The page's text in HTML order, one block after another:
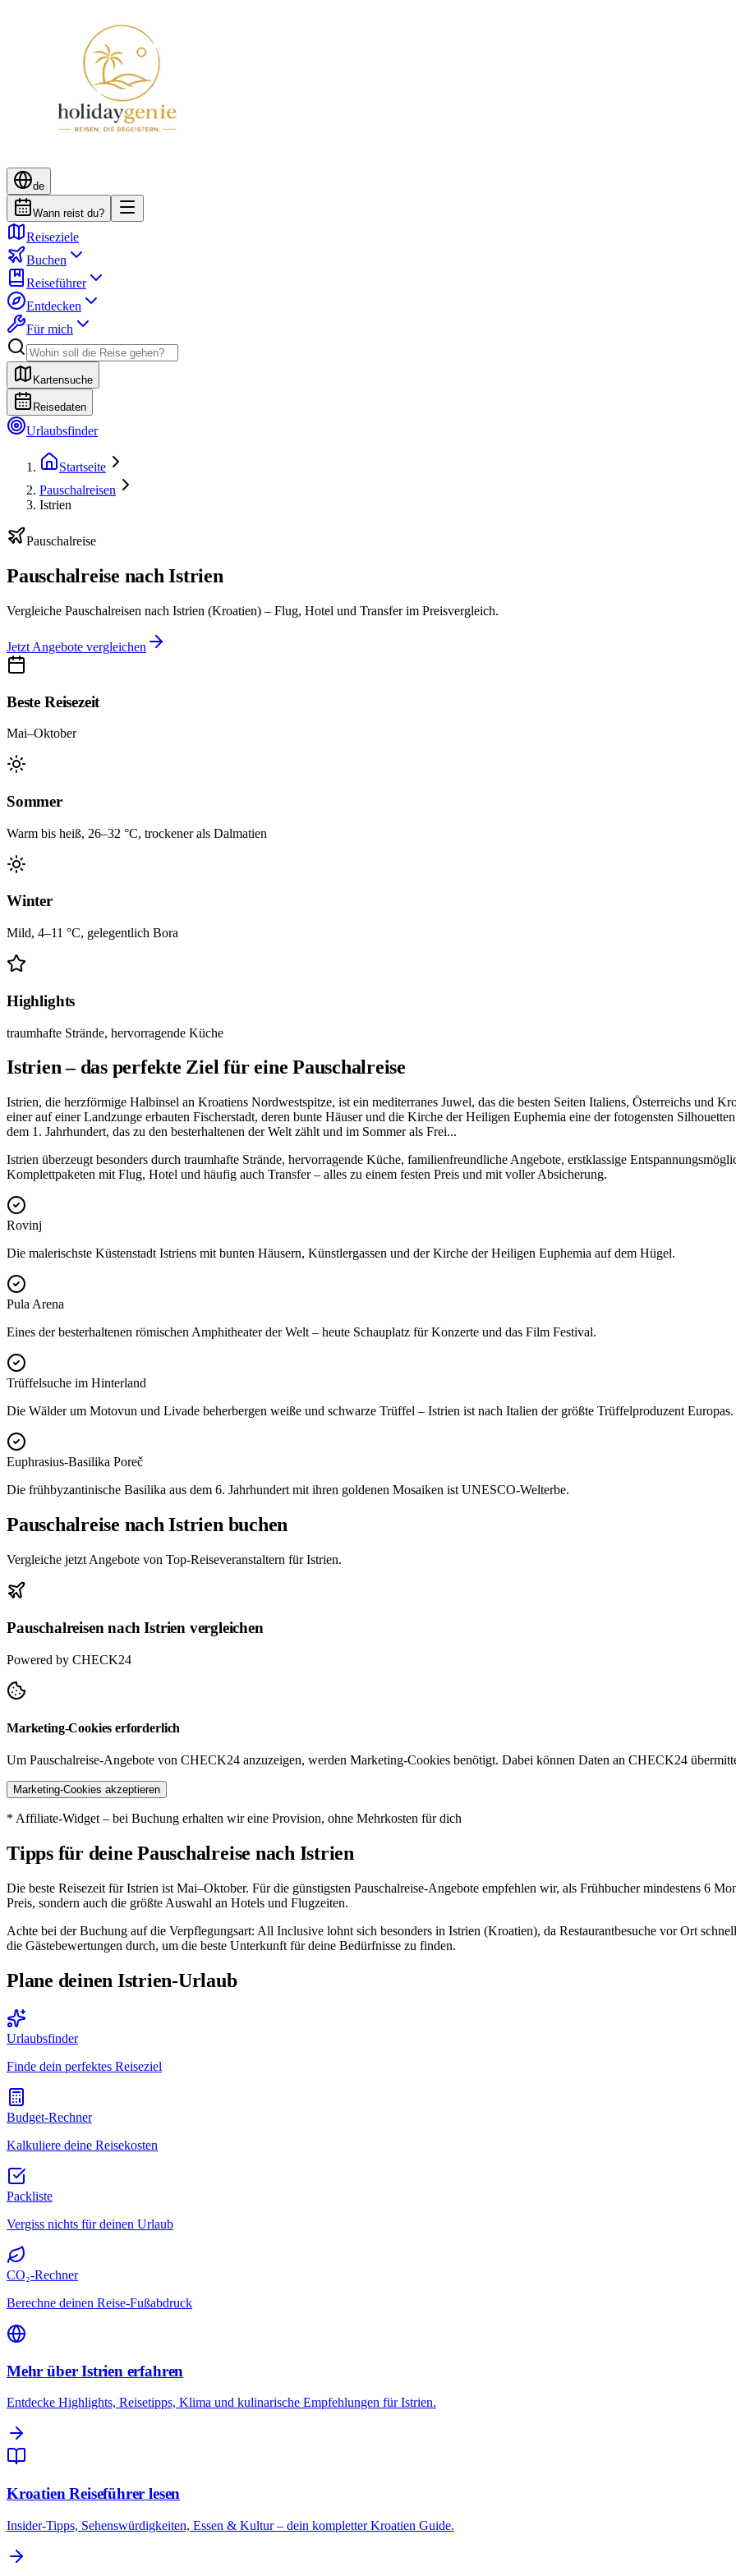
de
Wann reist du?
Reiseziele
Buchen
Reiseführer
Entdecken
Für mich
Kartensuche
Reisedaten
Urlaubsfinder
Startseite
Pauschalreisen
Istrien
Pauschalreise
Pauschalreise nach Istrien
Vergleiche Pauschalreisen nach Istrien (Kroatien) – Flug, Hotel und Transfer im Preisvergleich.
Jetzt Angebote vergleichen
Beste Reisezeit
Mai–Oktober
Sommer
Warm bis heiß, 26–32 °C, trockener als Dalmatien
Winter
Mild, 4–11 °C, gelegentlich Bora
Highlights
traumhafte Strände, hervorragende Küche
Istrien – das perfekte Ziel für eine Pauschalreise
Istrien, die herzförmige Halbinsel an Kroatiens Nordwestspitze, ist ein mediterranes Juwel, das die besten Seiten Italiens, Österreichs und
einer auf einer Landzunge erbauten Fischerstadt, deren bunte Häuser und die Kirche der Heiligen Euphemia eine der fotogensten
dem 1. Jahrhundert, das zu den besterhaltenen der Welt zählt und im Sommer als Frei...
Istrien überzeugt besonders durch traumhafte Strände, hervorragende Küche, familienfreundliche Angebote, erstklassige
Komplettpaketen mit Flug, Hotel und häufig auch Transfer – alles zu einem festen Preis und mit voller Absicherung.
Rovinj
Die malerischste Küstenstadt Istriens mit bunten Häusern, Künstlergassen und der Kirche der Heiligen Euphemia auf dem Hügel.
Pula Arena
Eines der besterhaltenen römischen Amphitheater der Welt – heute Schauplatz für Konzerte und das Film Festival.
Trüffelsuche im Hinterland
Die Wälder um Motovun und Livade beherbergen weiße und schwarze Trüffel – Istrien ist nach Italien der größte Trüffelproduzent Europas.
Euphrasius-Basilika Poreč
Die frühbyzantinische Basilika aus dem 6. Jahrhundert mit ihren goldenen Mosaiken ist UNESCO-Welterbe.
Pauschalreise nach Istrien buchen
Vergleiche jetzt Angebote von Top-Reiseveranstaltern für Istrien.
Pauschalreisen nach Istrien vergleichen
Powered by CHECK24
Marketing-Cookies erforderlich
Um Pauschalreise-Angebote von CHECK24 anzuzeigen, werden Marketing-Cookies benötigt. Dabei können Daten an CHECK24
Marketing-Cookies akzeptieren
* Affiliate-Widget – bei Buchung erhalten wir eine Provision, ohne Mehrkosten für dich
Tipps für deine Pauschalreise nach Istrien
Die beste Reisezeit für Istrien ist Mai–Oktober. Für die günstigsten Pauschalreise-Angebote empfehlen wir, als Frühbucher mindestens 6
Preis, sondern auch die größte Auswahl an Hotels und Flugzeiten.
Achte bei der Buchung auf die Verpflegungsart: All Inclusive lohnt sich besonders in Istrien (Kroatien), da Restaurantbesuche vor Ort
die Gästebewertungen durch, um die beste Unterkunft für deine Bedürfnisse zu finden.
Plane deinen Istrien-Urlaub
Urlaubsfinder
Finde dein perfektes Reiseziel
Budget-Rechner
Kalkuliere deine Reisekosten
Packliste
Vergiss nichts für deinen Urlaub
CO₂-Rechner
Berechne deinen Reise-Fußabdruck
Mehr über Istrien erfahren
Entdecke Highlights, Reisetipps, Klima und kulinarische Empfehlungen für Istrien.
Kroatien Reiseführer lesen
Insider-Tipps, Sehenswürdigkeiten, Essen & Kultur – dein kompletter Kroatien Guide.